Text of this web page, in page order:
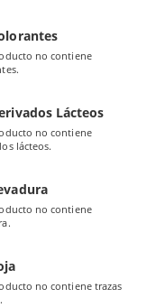
no contiene
Lácteos
no contiene
lácteos.
no contiene
no contiene trazas